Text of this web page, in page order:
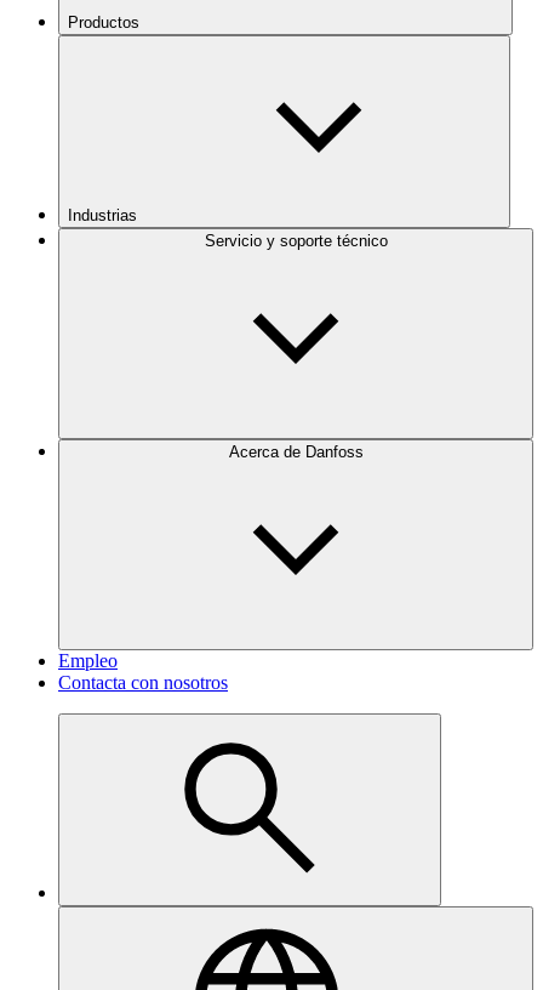
Productos
Industrias
Servicio y soporte técnico
Acerca de Danfoss
Empleo
Contacta con nosotros